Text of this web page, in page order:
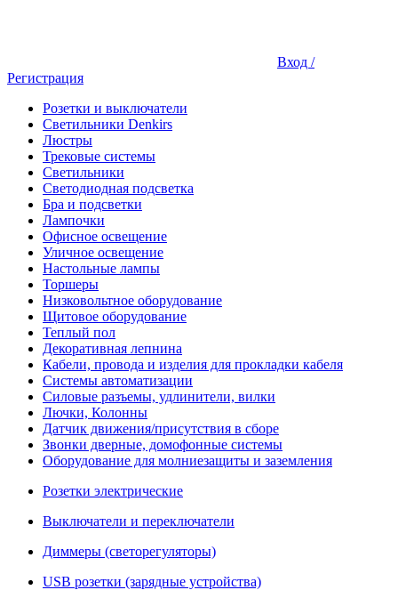
Вход /
Регистрация
Розетки и выключатели
Светильники Denkirs
Люстры
Трековые системы
Светильники
Светодиодная подсветка
Бра и подсветки
Лампочки
Офисное освещение
Уличное освещение
Настольные лампы
Торшеры
Низковольтное оборудование
Щитовое оборудование
Теплый пол
Декоративная лепнина
Кабели, провода и изделия для прокладки кабеля
Системы автоматизации
Силовые разъемы, удлинители, вилки
Лючки, Колонны
Датчик движения/присутствия в сборе
Звонки дверные, домофонные системы
Оборудование для молниезащиты и заземления
Розетки электрические
Выключатели и переключатели
Диммеры (светорегуляторы)
USB розетки (зарядные устройства)